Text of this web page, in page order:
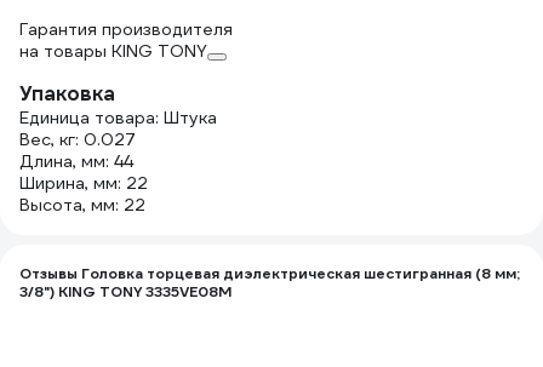
Гарантия производителя
на товары KING TONY
Упаковка
Единица товара: Штука
Вес, кг: 0.027
Длина, мм: 44
Ширина, мм: 22
Высота, мм: 22
Отзывы Головка торцевая диэлектрическая шестигранная (8 мм;
3/8") KING TONY 3335VE08M